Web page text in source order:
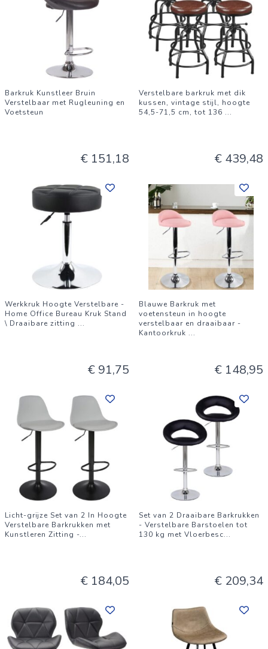
Barkruk Kunstleer Bruin
Verstelbaar met Rugleuning en
Voetsteun
€ 151,18
Verstelbare barkruk met dik
kussen, vintage stijl, hoogte
54,5-71,5 cm, tot 136 ...
€ 439,48
Werkkruk Hoogte Verstelbare -
Home Office Bureau Kruk Stand
\ Draaibare zitting ...
€ 91,75
Blauwe Barkruk met
voetensteun in hoogte
verstelbaar en draaibaar -
Kantoorkruk ...
€ 148,95
Licht-grijze Set van 2 In Hoogte
Verstelbare Barkrukken met
Kunstleren Zitting -...
€ 184,05
Set van 2 Draaibare Barkrukken
- Verstelbare Barstoelen tot
130 kg met Vloerbesc...
€ 209,34